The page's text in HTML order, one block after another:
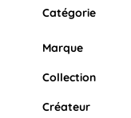
Catégorie
Marque
Collection
Créateur